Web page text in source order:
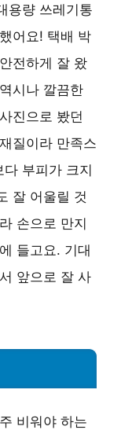
용량 쓰레기통
어요! 택배 박
전하게 잘 왔
시나 깔끔한
진으로 봤던
질이라 만족스
부피가 크지
잘 어울릴 것
손으로 만지
들고요. 기대
앞으로 잘 사
비워야 하는